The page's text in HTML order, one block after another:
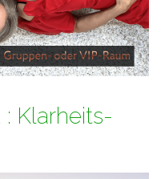
: Klarheits-